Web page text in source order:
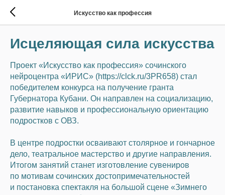
Искусство как профессия
Исцеляющая сила искусства
Проект «Искусство как профессия» сочинского
нейроцентра «ИРИС» (https://clck.ru/3PR658) стал
победителем конкурса на получение гранта
Губернатора Кубани. Он направлен на социализацию,
развитие навыков и профессиональную ориентацию
подростков с ОВЗ.
В центре подростки осваивают столярное и гончарное
дело, театральное мастерство и другие направления.
Итогом занятий станет изготовление сувениров
по мотивам сочинских достопримечательностей
и постановка спектакля на большой сцене «Зимнего